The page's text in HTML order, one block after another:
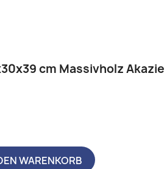
cm Massivholz Akazie
WARENKORB